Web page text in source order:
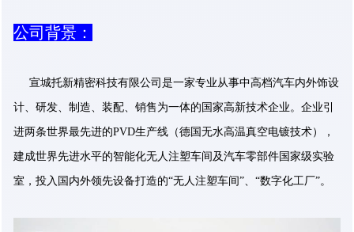
公司背景：
宣城托新精密科技有限公司是一家专业从事中高档汽车内外饰设
计、研发、制造、装配、销售为一体的国家高新技术企业。企业引
进两条世界最先进的PVD生产线（德国无水高温真空电镀技术），
建成世界先进水平的智能化无人注塑车间及汽车零部件国家级实验
室，投入国内外领先设备打造的“无人注塑车间”、“数字化工厂”。